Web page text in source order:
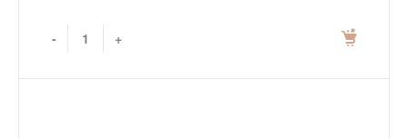
- +